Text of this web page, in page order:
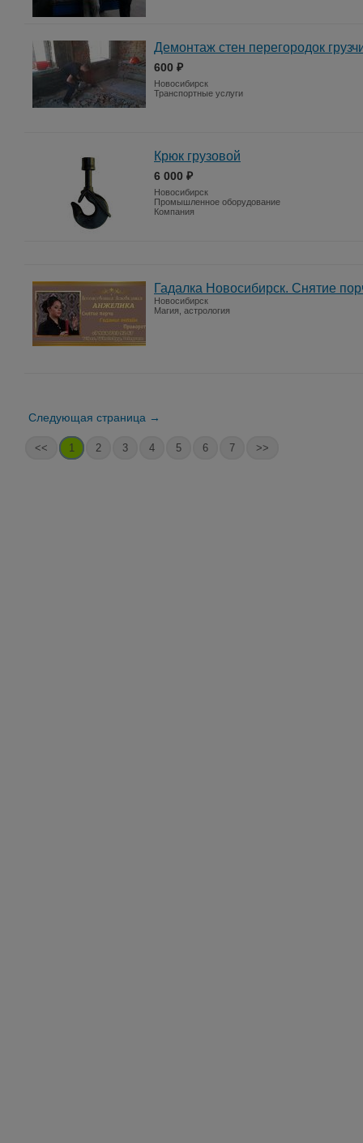
Демонтаж стен перегородок
600 ₽
Новосибирск
Транспортные услуги
Крюк грузовой
6 000 ₽
Новосибирск
Промышленное оборудование
Компания
Гадалка Новосибирск. Снятие
Новосибирск
Магия, астрология
Следующая страница →
<< 1 2 3 4 5 6 7 >>